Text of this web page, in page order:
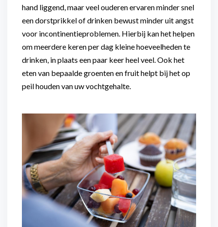
hand liggend, maar veel ouderen ervaren minder snel
een dorstprikkel of drinken bewust minder uit angst
voor incontinentieproblemen. Hierbij kan het helpen
om meerdere keren per dag kleine hoeveelheden te
drinken, in plaats een paar keer heel veel. Ook het
eten van bepaalde groenten en fruit helpt bij het op
peil houden van uw vochtgehalte.